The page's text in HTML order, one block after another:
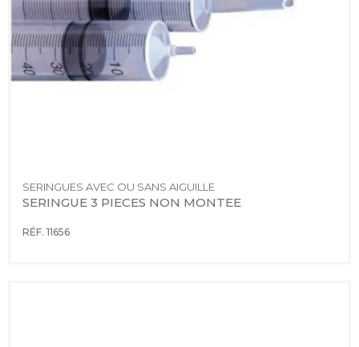
SERINGUES AVEC OU SANS AIGUILLE
SERINGUE 3 PIECES NON MONTEE
RÉF. 11656